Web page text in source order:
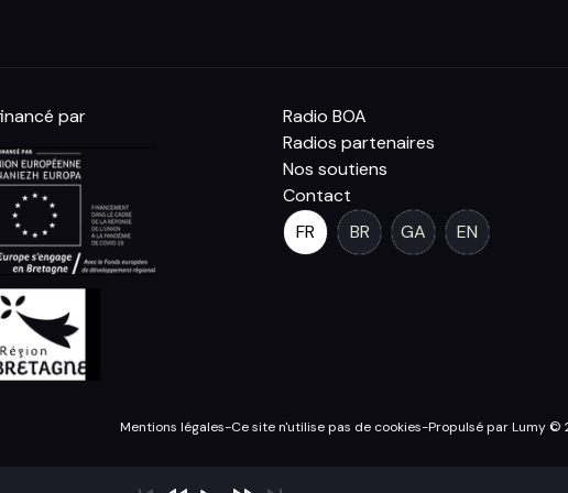
par
Radio BOA
Radios partenaires
Nos soutiens
Contact
FR
BR GA EN
Mentions légales-Ce site n'utilise pas de cookies-Propulsé par Lumy ©